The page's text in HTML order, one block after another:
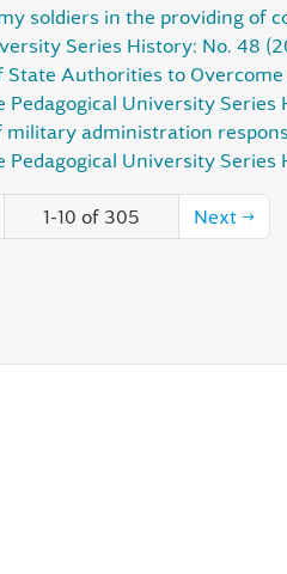
soldiers in the providing of
Series History: No. 48
State Authorities to
University Series
administration
University Series
1-10 of 305 Next →